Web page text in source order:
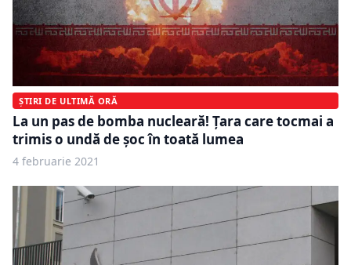
ȘTIRI DE ULTIMĂ ORĂ
La un pas de bomba nucleară! Țara care tocmai a
trimis o undă de șoc în toată lumea
4 februarie 2021